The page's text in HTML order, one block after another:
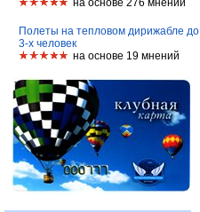
Полеты на тепловом дирижабле до
3-х человек
на основе 19 мнений